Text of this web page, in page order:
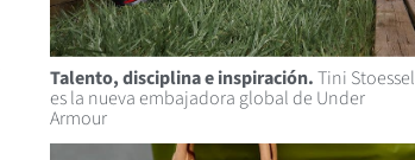
Talento, disciplina e inspiración.Tini Stoessel
es la nueva embajadora global de Under
Armour